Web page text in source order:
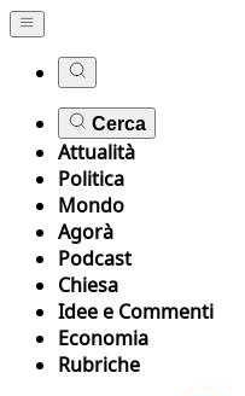
Cerca
Attualità
Politica
Mondo
Agorà
Podcast
Chiesa
Idee e Commenti
Economia
Rubriche